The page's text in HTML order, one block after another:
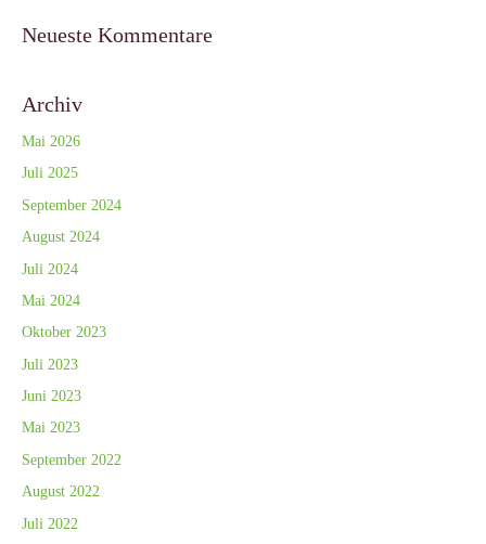
Neueste Kommentare
Archiv
Mai 2026
Juli 2025
September 2024
August 2024
Juli 2024
Mai 2024
Oktober 2023
Juli 2023
Juni 2023
Mai 2023
September 2022
August 2022
Juli 2022